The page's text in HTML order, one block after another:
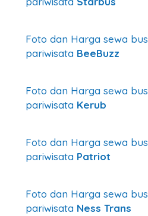
Foto dan Harga sewa bus
pariwisata BeeBuzz
Foto dan Harga sewa bus
pariwisata Kerub
Foto dan Harga sewa bus
pariwisata Patriot
Foto dan Harga sewa bus
pariwisata Ness Trans